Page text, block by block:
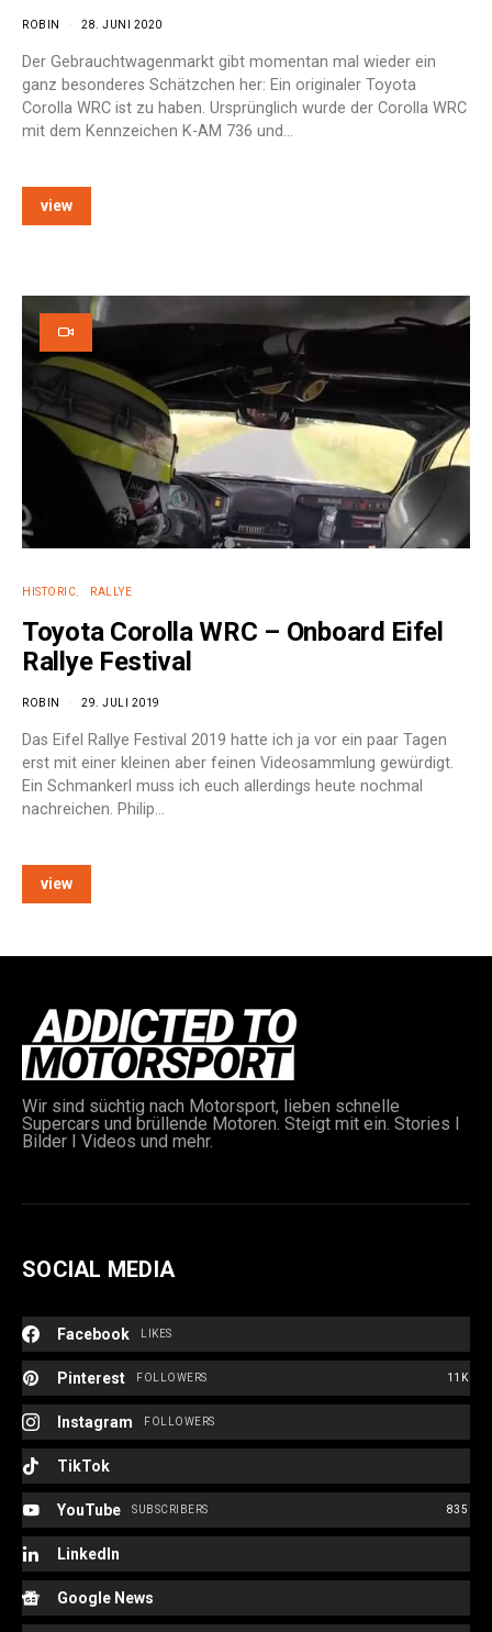
ROBIN 28. JUNI 2020
Der Gebrauchtwagenmarkt gibt momentan mal wieder ein
ganz besonderes Schätzchen her: Ein originaler Toyota
Corolla WRC ist zu haben. Ursprünglich wurde der Corolla WRC
mit dem Kennzeichen K-AM 736 und…
view
HISTORIC RALLYE
Toyota Corolla WRC – Onboard Eifel
Rallye Festival
ROBIN 29. JULI 2019
Das Eifel Rallye Festival 2019 hatte ich ja vor ein paar Tagen
erst mit einer kleinen aber feinen Videosammlung gewürdigt.
Ein Schmankerl muss ich euch allerdings heute nochmal
nachreichen. Philip…
view
Wir sind süchtig nach Motorsport, lieben schnelle
Supercars und brüllende Motoren. Steigt mit ein. Stories I
Bilder I Videos und mehr.
SOCIAL MEDIA
Facebook LIKES
Pinterest 11K
FOLLOWERS
Instagram FOLLOWERS
TikTok
YouTube 835
SUBSCRIBERS
LinkedIn
Google News